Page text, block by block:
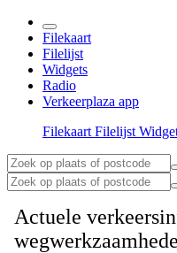
Filekaart
Filelijst
Widgets
Radio
Verkeerplaza app
Filekaart Filelijst
Actuele